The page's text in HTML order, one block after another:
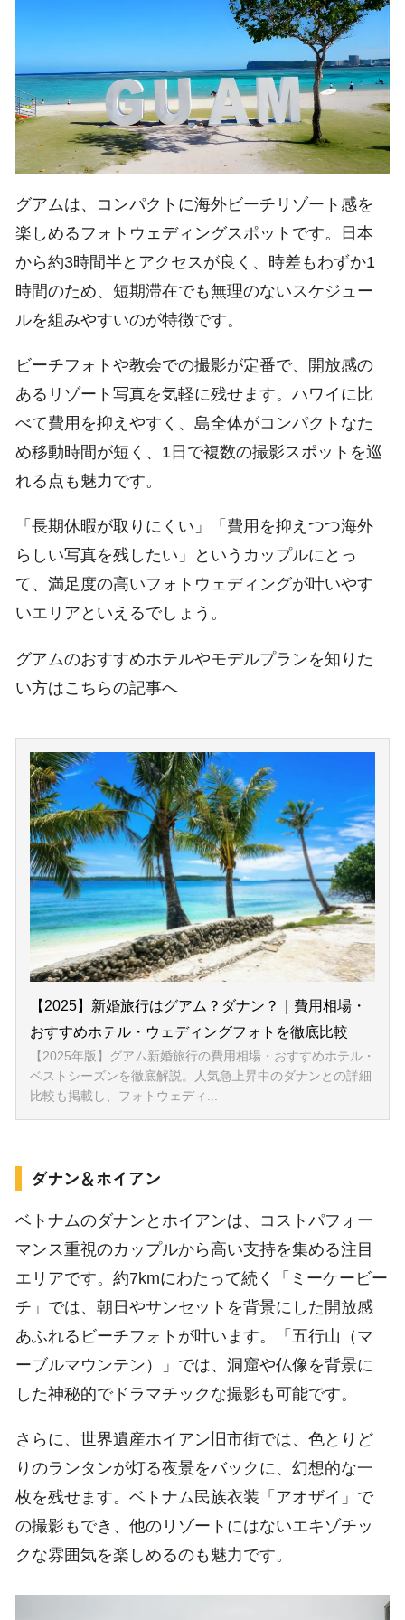
グアムは、コンパクトに海外ビーチリゾート感を
楽しめるフォトウェディングスポットです。日本
から約3時間半とアクセスが良く、時差もわずか1
時間のため、短期滞在でも無理のないスケジュー
ルを組みやすいのが特徴です。
ビーチフォトや教会での撮影が定番で、開放感の
あるリゾート写真を気軽に残せます。ハワイに比
べて費用を抑えやすく、島全体がコンパクトなた
め移動時間が短く、1日で複数の撮影スポットを巡
れる点も魅力です。
「長期休暇が取りにくい」「費用を抑えつつ海外
らしい写真を残したい」というカップルにとっ
て、満足度の高いフォトウェディングが叶いやす
いエリアといえるでしょう。
グアムのおすすめホテルやモデルプランを知りた
い方はこちらの記事へ
ダナン＆ホイアン
ベトナムのダナンとホイアンは、コストパフォー
マンス重視のカップルから高い支持を集める注目
エリアです。約7kmにわたって続く「ミーケービー
チ」では、朝日やサンセットを背景にした開放感
あふれるビーチフォトが叶います。「五行山（マ
ーブルマウンテン）」では、洞窟や仏像を背景に
した神秘的でドラマチックな撮影も可能です。
さらに、世界遺産ホイアン旧市街では、色とりど
りのランタンが灯る夜景をバックに、幻想的な一
枚を残せます。ベトナム民族衣装「アオザイ」で
の撮影もでき、他のリゾートにはないエキゾチッ
クな雰囲気を楽しめるのも魅力です。